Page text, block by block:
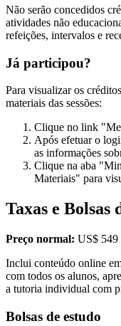
Não serão concedidos
atividades não
refeições, intervalos e
Já participou?
Para visualizar os
materiais das sessões:
Clique no link
Após efetuar o
as informações
Clique na aba
Materiais" para
Taxas e Bolsas
Preço normal: US$ 549
Inclui conteúdo online
com todos os alunos,
a tutoria individual com
Bolsas de estudo